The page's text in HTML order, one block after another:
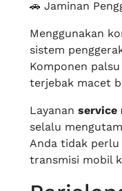
🚗 Jaminan
Menggunakan
sistem
Komponen
terjebak macet
Layanan service
selalu
Anda tidak perlu
transmisi mobil